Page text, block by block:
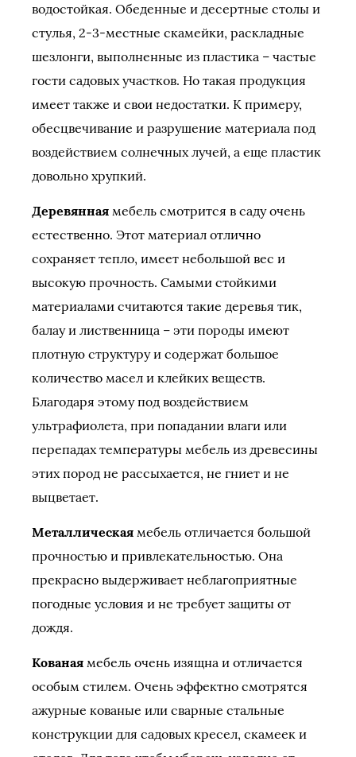
водостойкая. Обеденные и десертные столы и
стулья, 2-3-местные скамейки, раскладные
шезлонги, выполненные из пластика – частые
гости садовых участков. Но такая продукция
имеет также и свои недостатки. К примеру,
обесцвечивание и разрушение материала под
воздействием солнечных лучей, а еще пластик
довольно хрупкий.
Деревянная мебель смотрится в саду очень
естественно. Этот материал отлично
сохраняет тепло, имеет небольшой вес и
высокую прочность. Самыми стойкими
материалами считаются такие деревья тик,
балау и лиственница – эти породы имеют
плотную структуру и содержат большое
количество масел и клейких веществ.
Благодаря этому под воздействием
ультрафиолета, при попадании влаги или
перепадах температуры мебель из древесины
этих пород не рассыхается, не гниет и не
выцветает.
Металлическая мебель отличается большой
прочностью и привлекательностью. Она
прекрасно выдерживает неблагоприятные
погодные условия и не требует защиты от
дождя.
Кованая мебель очень изящна и отличается
особым стилем. Очень эффектно смотрятся
ажурные кованые или сварные стальные
конструкции для садовых кресел, скамеек и